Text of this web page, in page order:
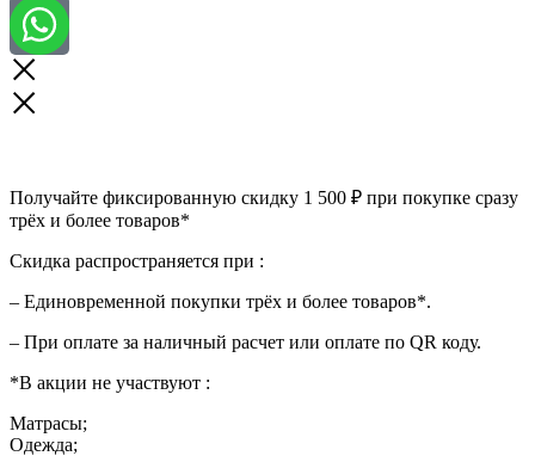
Получайте фиксированную скидку 1 500 ₽ при покупке сразу
трёх и более товаров*
Скидка распространяется при :
– Единовременной покупки трёх и более товаров*.
– При оплате за наличный расчет или оплате по QR коду.
*В акции не участвуют :
Матрасы;
Одежда;